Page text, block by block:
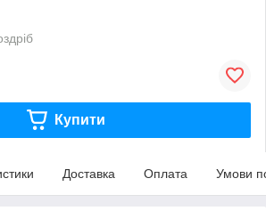
Купити
Доставка Оплата Умови